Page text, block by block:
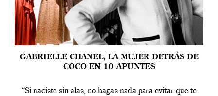
GABRIELLE CHANEL, LA MUJER DETRÁS DE
COCO EN 10 APUNTES
“Si naciste sin alas, no hagas nada para evitar que te